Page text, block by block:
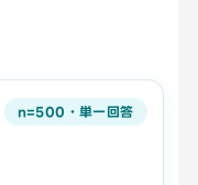
n=500・単一回答